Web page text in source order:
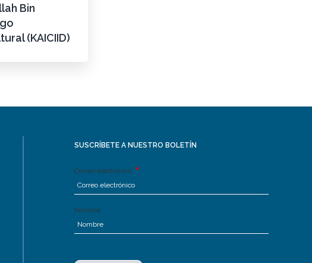
Bin
(KAICIID)
SUSCRÍBETE A NUESTRO BOLETÍN
Correo electrónico
Nombre